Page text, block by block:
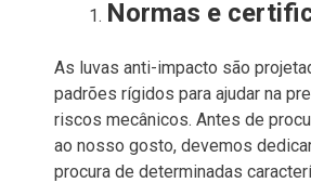
Normas e
As luvas anti-impacto são
padrões rígidos para ajudar na
riscos mecânicos. Antes de
ao nosso gosto, devemos
procura de determinadas